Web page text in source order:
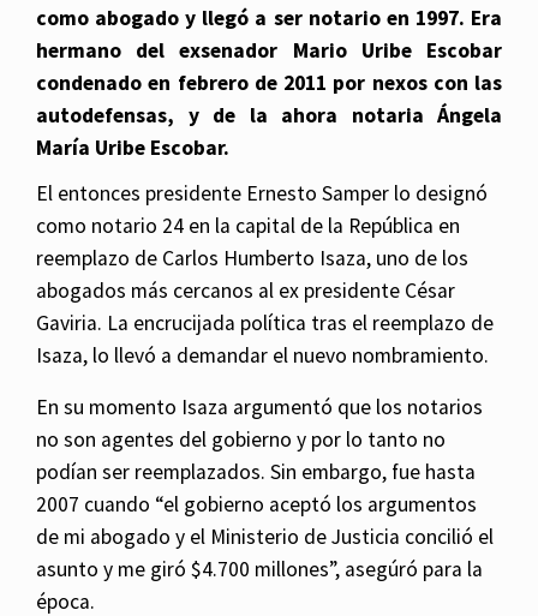
como abogado y llegó a ser notario en 1997. Era
hermano del exsenador Mario Uribe Escobar
condenado en febrero de 2011 por nexos con las
autodefensas, y de la ahora notaria Ángela
María Uribe Escobar.
El entonces presidente Ernesto Samper lo designó
como notario 24 en la capital de la República en
reemplazo de Carlos Humberto Isaza, uno de los
abogados más cercanos al ex presidente César
Gaviria. La encrucijada política tras el reemplazo de
Isaza, lo llevó a demandar el nuevo nombramiento.
En su momento Isaza argumentó que los notarios
no son agentes del gobierno y por lo tanto no
podían ser reemplazados. Sin embargo, fue hasta
2007 cuando “el gobierno aceptó los argumentos
de mi abogado y el Ministerio de Justicia concilió el
asunto y me giró $4.700 millones”, asegúró para la
época.